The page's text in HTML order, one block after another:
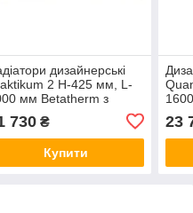
дизайнерські
2 H-425 мм, L-
мм Betatherm з
730₴
Купити
23